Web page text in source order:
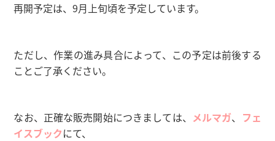
再開予定は、9月上旬頃を予定しています。
ただし、作業の進み具合によって、 この予定は前後する
ことご了承ください。
なお、正確な販売開始につきましては、 メルマガ、 フェ
イスブックにて、